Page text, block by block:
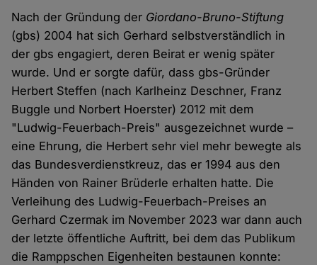
Nach der Gründung der Giordano-Bruno-Stiftung
(gbs) 2004 hat sich Gerhard selbstverständlich in
der gbs engagiert, deren Beirat er wenig später
wurde. Und er sorgte dafür, dass gbs-Gründer
Herbert Steffen (nach Karlheinz Deschner, Franz
Buggle und Norbert Hoerster) 2012 mit dem
"Ludwig-Feuerbach-Preis" ausgezeichnet wurde –
eine Ehrung, die Herbert sehr viel mehr bewegte als
das Bundesverdienstkreuz, das er 1994 aus den
Händen von Rainer Brüderle erhalten hatte. Die
Verleihung des Ludwig-Feuerbach-Preises an
Gerhard Czermak im November 2023 war dann auch
der letzte öffentliche Auftritt, bei dem das Publikum
die Ramppschen Eigenheiten bestaunen konnte: